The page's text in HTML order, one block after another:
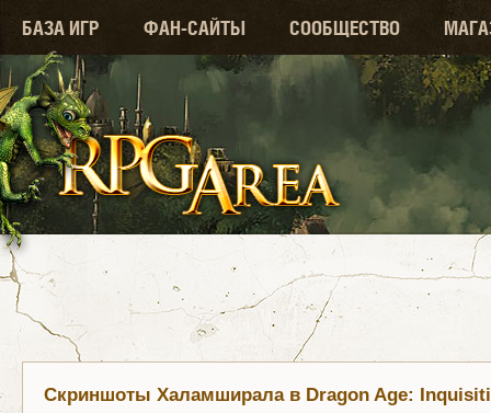
БАЗА ИГР ФАН-САЙТЫ СООБЩЕСТВО
Скриншоты Халамширала в Dragon Age: